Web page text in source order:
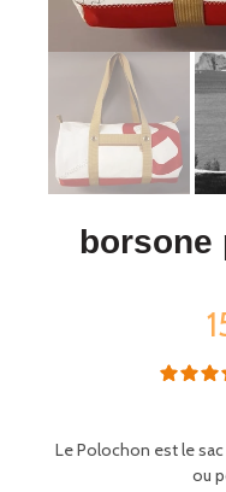
borsone
Le Polochon est le
ou